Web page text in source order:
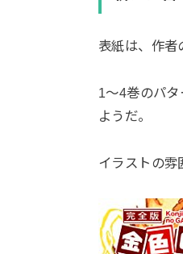
表紙は、作者
1〜4巻のパ
ようだ。
イラストの雰